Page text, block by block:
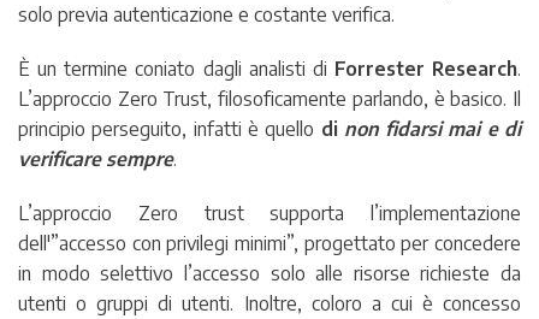
solo previa autenticazione e costante verifica.
È un termine coniato dagli analisti di Forrester Research.
L’approccio Zero Trust, filosoficamente parlando, è basico. Il
principio perseguito, infatti è quello di non fidarsi mai e di
verificare sempre.
L’approccio Zero trust supporta l’implementazione
dell'”accesso con privilegi minimi”, progettato per concedere
in modo selettivo l’accesso solo alle risorse richieste da
utenti o gruppi di utenti. Inoltre, coloro a cui è concesso